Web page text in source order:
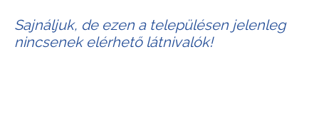
Sajnáljuk, de ezen a településen jelenleg
nincsenek elérhető látnivalók!